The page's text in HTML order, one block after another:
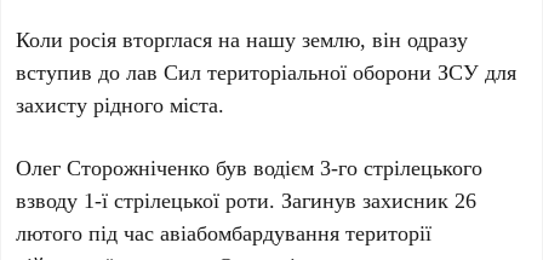
Коли росія вторглася на нашу землю, він одразу
вступив до лав Сил територіальної оборони ЗСУ для
захисту рідного міста.
Олег Сторожніченко був водієм 3-го стрілецького
взводу 1-ї стрілецької роти. Загинув захисник 26
лютого під час авіабомбардування території